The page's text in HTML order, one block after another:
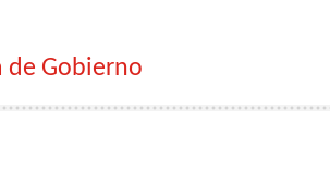
de Gobierno